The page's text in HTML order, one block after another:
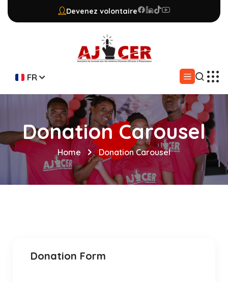
Devenez volontaire
FR
Donation Carousel
Home Donation Carousel
Donation Form